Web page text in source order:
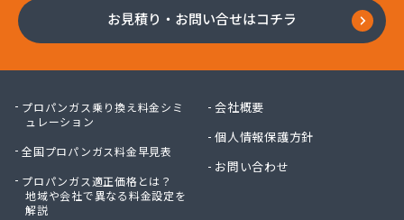
お見積り・お問い合せはコチラ
プロパンガス乗り換え料金シミ
ュレーション
全国プロパンガス料金早見表
プロパンガス適正価格とは？
地域や会社で異なる料金設定を
解説
会社概要
個人情報保護方針
お問い合わせ